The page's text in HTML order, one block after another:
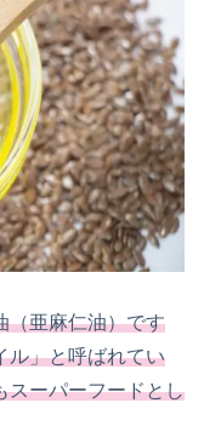
（亜麻仁油）です
ル」と呼ばれてい
スーパーフードとし